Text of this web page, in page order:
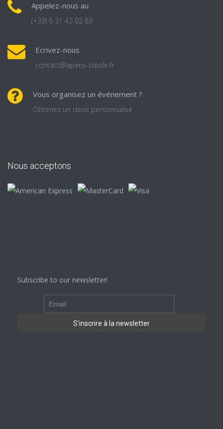
Appelez-nous au
(+33) 6 31 42 02 83
Ecrivez-nous
contact@apero-creole.fr
Vous organisez un événement ?
Obtenez un devis personnalisé
Nous acceptons
Subscribe to our newsletter!